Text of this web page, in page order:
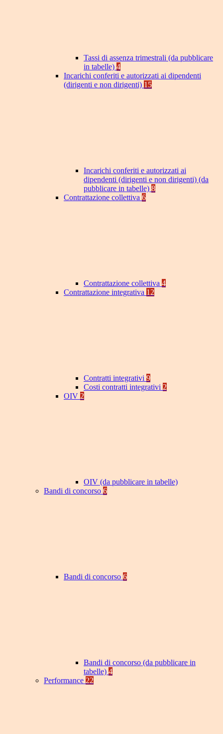
Tassi di assenza trimestrali (da pubblicare
in tabelle) 4
Incarichi conferiti e autorizzati ai dipendenti
(dirigenti e non dirigenti) 15
Incarichi conferiti e autorizzati ai
dipendenti (dirigenti e non dirigenti) (da
pubblicare in tabelle) 8
Contrattazione collettiva 6
Contrattazione collettiva 4
Contrattazione integrativa 12
Contratti integrativi 9
Costi contratti integrativi 2
OIV 2
OIV (da pubblicare in tabelle)
Bandi di concorso 6
Bandi di concorso 6
Bandi di concorso (da pubblicare in
tabelle) 4
Performance 22